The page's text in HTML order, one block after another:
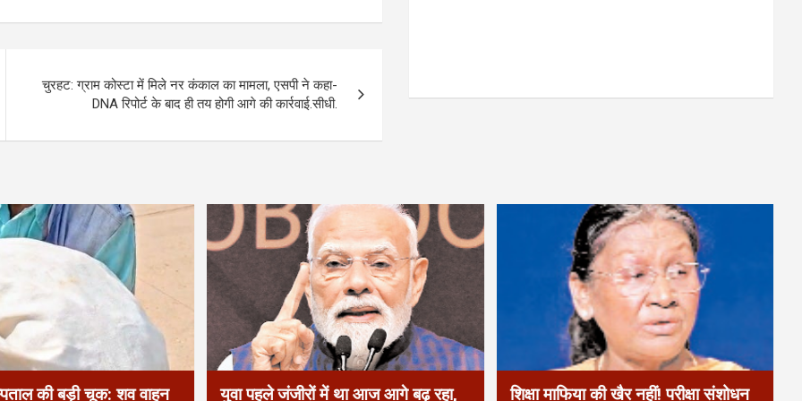
​​चुरहट: ग्राम कोस्टा में मिले नर कंकाल का मामला, एसपी ने कहा-
DNA रिपोर्ट के बाद ही तय होगी आगे की कार्रवाई.सीधी.
की बड़ी चूक: शव वाहन युवा पहले जंजीरों में था आज आगे बढ़ रहा, शिक्षा माफिया की खैर नहीं! परीक्षा संशोधन